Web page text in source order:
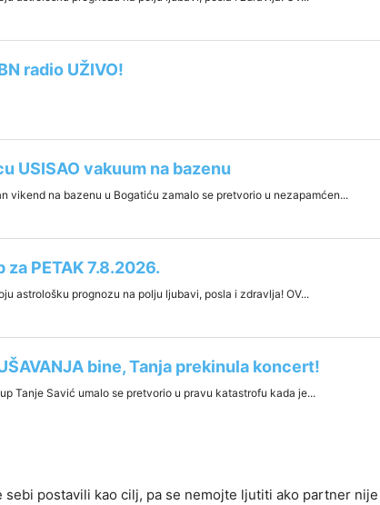
sebi postavili kao cilj, pa se nemojte ljutiti ako partner